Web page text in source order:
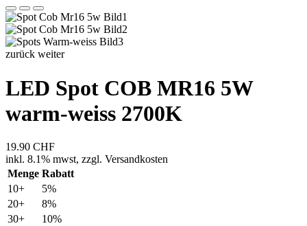
zurück weiter
LED Spot COB MR16 5W
warm-weiss 2700K
19.90 CHF
inkl. 8.1% mwst, zzgl. Versandkosten
Menge Rabatt
10+
5%
20+
8%
30+
10%